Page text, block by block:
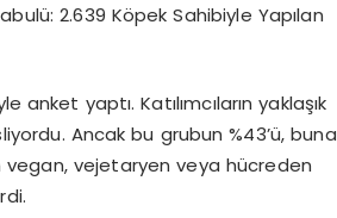
2.639 Köpek Sahibiyle Yapılan
anket yaptı. Katılımcıların yaklaşık
Ancak bu grubun%43’ü, buna
vegan, vejetaryen veya hücreden